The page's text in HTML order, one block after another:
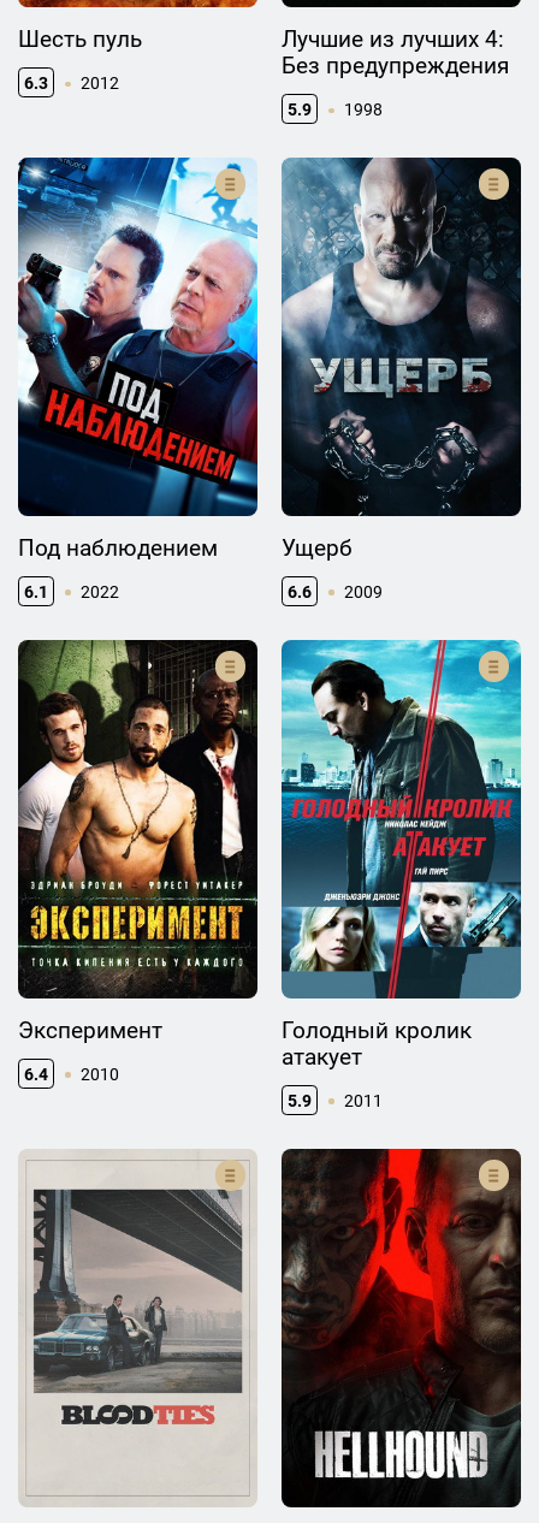
Шесть пуль
6.3 2012
Лучшие из лучших 4:
Без предупреждения
5.9 1998
Под наблюдением
6.1 2022
Ущерб
6.6 2009
Эксперимент
6.4 2010
Голодный кролик
атакует
5.9 2011